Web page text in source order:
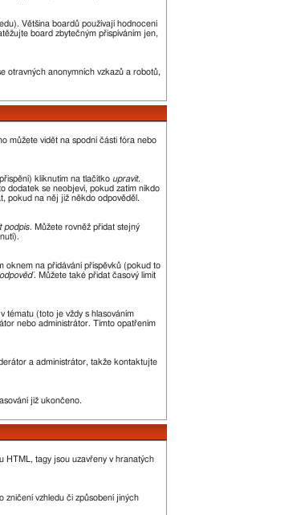
Většina boardů používají hodnocení
board zbytečným přispíváním jen,
otravných anonymních vzkazů a robotů,
můžete vidět na spodní části fóra nebo
kliknutím na tlačítko upravit.
dodatek se neobjeví, pokud zatím nikdo
pokud na něj již někdo odpověděl.
podpis. Můžete rovněž přidat stejný
oknem na přidávání příspěvků (pokud to
. Můžete také přidat časový limit
tématu (toto je vždy s hlasováním
nebo administrátor. Tímto opatřením
a administrátor, takže kontaktujte
již ukončeno.
HTML, tagy jsou uzavřeny v hranatých
zničení vzhledu či způsobení jiných